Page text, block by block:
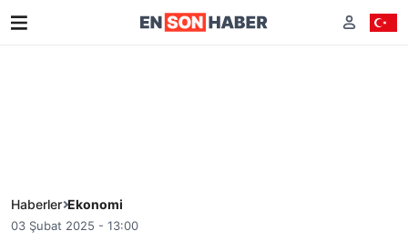
Haberler Ekonomi
03 Şubat 2025 - 13:00